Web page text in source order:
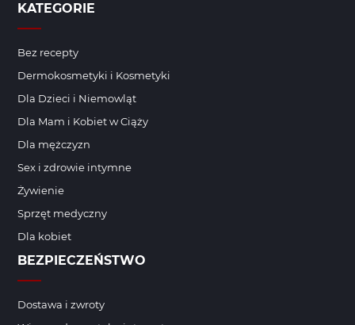
KATEGORIE
Bez recepty
Dermokosmetyki i Kosmetyki
Dla Dzieci i Niemowląt
Dla Mam i Kobiet w Ciąży
Dla mężczyzn
Sex i zdrowie intymne
Żywienie
Sprzęt medyczny
Dla kobiet
BEZPIECZEŃSTWO
Dostawa i zwroty